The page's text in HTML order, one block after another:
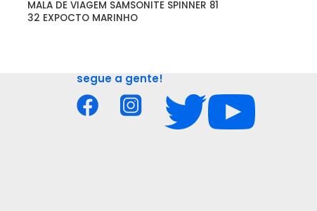
MALA DE VIAGEM SAMSONITE SPINNER 81
32 EXPOCTO MARINHO
segue a gente!